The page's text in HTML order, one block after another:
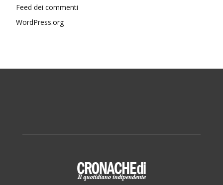
Feed dei commenti
WordPress.org